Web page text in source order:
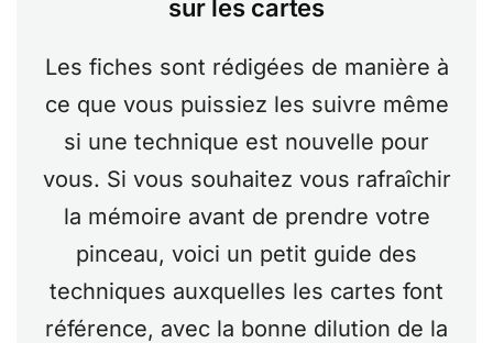
sur les cartes
Les fiches sont rédigées de manière à
ce que vous puissiez les suivre même
si une technique est nouvelle pour
vous. Si vous souhaitez vous rafraîchir
la mémoire avant de prendre votre
pinceau, voici un petit guide des
techniques auxquelles les cartes font
référence, avec la bonne dilution de la